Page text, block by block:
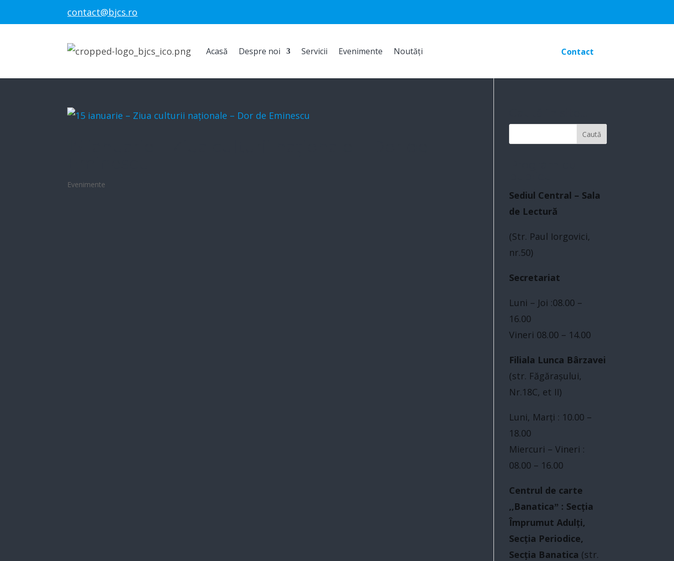
contact@bjcs.ro
Acasă Despre noi Servicii Evenimente Noutăți Contact
Evenimente
Sediul Central – Sala
de Lectură
(Str. Paul Iorgovici,
nr.50)
Secretariat
Luni – Joi :08.00 –
16.00
Vineri 08.00 – 14.00
Filiala Lunca Bârzavei
(str. Făgărașului,
Nr.18C, et II)
Luni, Marți : 10.00 –
18.00
Miercuri – Vineri :
08.00 – 16.00
Centrul de carte
,,Banaticaˮ : Secția
Împrumut Adulți,
Secția Periodice,
Secția Banatica (str.